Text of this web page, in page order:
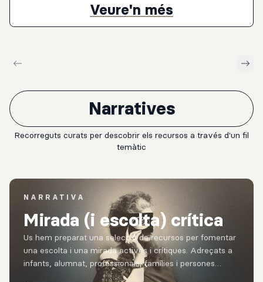
Veure'n més
Narratives
Recorreguts curats per descobrir els recursos a través d'un fil
temàtic
NARRATIVA
Mirada (i escolta) crítica
Us hem preparat una selecció de recursos per fomentar
una escolta i una mirada actives i crítiques. Adreçats a
infants, alumnat, professionals, famílies i persones
interessades en la creació artística, conviden a